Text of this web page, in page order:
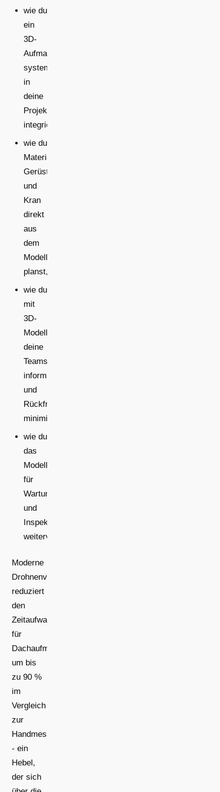
wie du
ein
3D-
Aufmaß
systematisch
in
deine
Projektabläufe
integrierst,
wie du
Material,
Gerüst
und
Kran
direkt
aus
dem
Modell
planst,
wie du
mit
3D-
Modellen
deine
Teams
informierst
und
Rückfragen
minimierst,
wie du
das
Modell
für
Wartung
und
Inspektion
weiterverwendest.
Moderne
Drohnenvermessung
reduziert
den
Zeitaufwand
für
Dachaufmaße
um bis
zu 90 %
im
Vergleich
zur
Handmessung
- ein
Hebel,
der sich